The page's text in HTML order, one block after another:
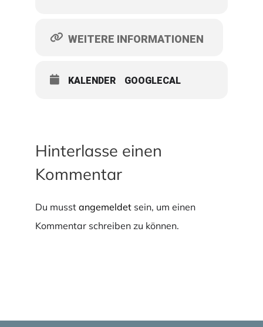
WEITERE INFORMATIONEN
KALENDER GOOGLECAL
Hinterlasse einen
Kommentar
Du musst angemeldet sein, um einen
Kommentar schreiben zu können.